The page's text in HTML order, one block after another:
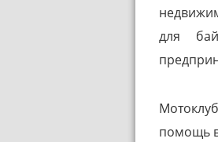
для
помощь